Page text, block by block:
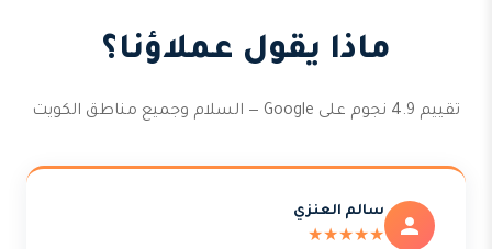
ماذا يقول عملاؤنا؟
تقييم 4.9 نجوم على Google — السلام وجميع مناطق الكويت
سالم العنزي
★★★★★